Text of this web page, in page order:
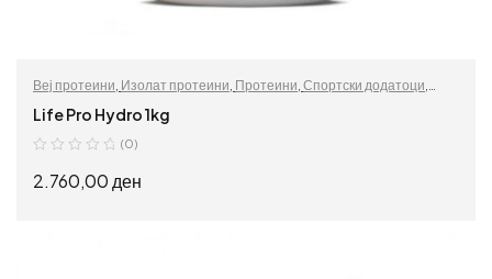
Веј протеини Изолат протеини Протеини Спортски додатоци
Хидролизирани протеини
Life Pro Hydro 1kg
(0)
2.760,00ден